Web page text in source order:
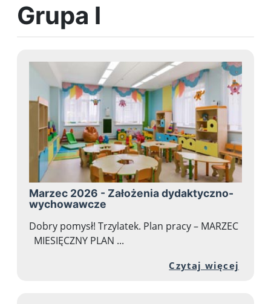
Grupa I
Marzec 2026 - Założenia dydaktyczno-
wychowawcze
Dobry pomysł! Trzylatek. Plan pracy – MARZEC
MIESIĘCZNY PLAN ...
Czytaj więcej